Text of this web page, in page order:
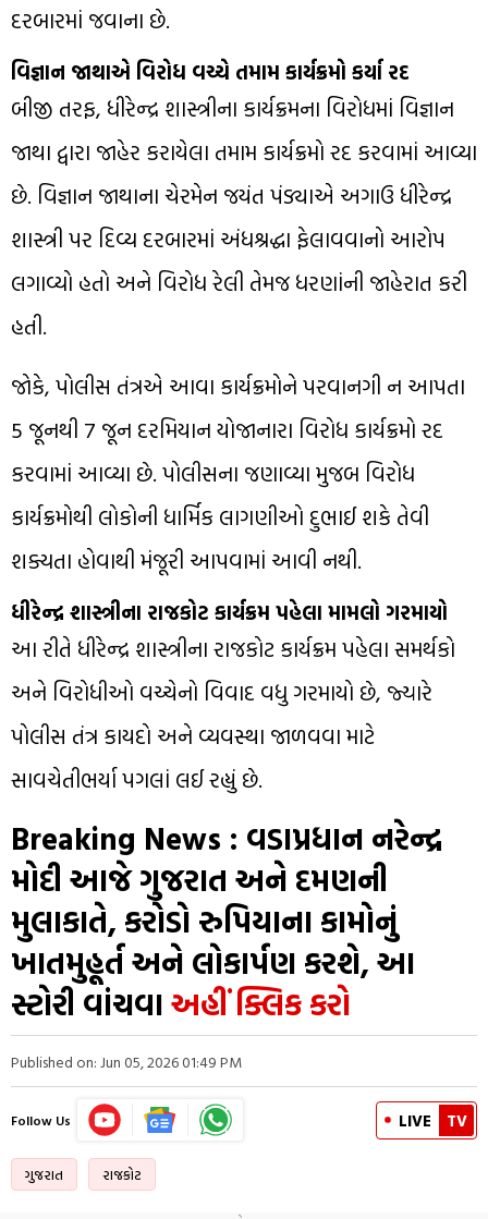
દરબારમાં જવાના છે.
વિજ્ઞાન જાથાએ વિરોધ વચ્ચે તમામ કાર્યક્રમો કર્યા રદ
બીજી તરફ, ધીરેન્દ્ર શાસ્ત્રીના કાર્યક્રમના વિરોધમાં વિજ્ઞાન
જાથા દ્વારા જાહેર કરાયેલા તમામ કાર્યક્રમો રદ કરવામાં આવ્યા
છે. વિજ્ઞાન જાથાના ચેરમેન જયંત પંડ્યાએ અગાઉ ધીરેન્દ્ર
શાસ્ત્રી પર દિવ્ય દરબારમાં અંધશ્રદ્ધા ફેલાવવાનો આરોપ
લગાવ્યો હતો અને વિરોધ રેલી તેમજ ધરણાંની જાહેરાત કરી
હતી.
જોકે, પોલીસ તંત્રએ આવા કાર્યક્રમોને પરવાનગી ન આપતા
5 જૂનથી 7 જૂન દરમિયાન યોજાનારા વિરોધ કાર્યક્રમો રદ
કરવામાં આવ્યા છે. પોલીસના જણાવ્યા મુજબ વિરોધ
કાર્યક્રમોથી લોકોની ધાર્મિક લાગણીઓ દુભાઈ શકે તેવી
શક્યતા હોવાથી મંજૂરી આપવામાં આવી નથી.
ધીરેન્દ્ર શાસ્ત્રીના રાજકોટ કાર્યક્રમ પહેલા મામલો ગરમાયો
આ રીતે ધીરેન્દ્ર શાસ્ત્રીના રાજકોટ કાર્યક્રમ પહેલા સમર્થકો
અને વિરોધીઓ વચ્ચેનો વિવાદ વધુ ગરમાયો છે, જ્યારે
પોલીસ તંત્ર કાયદો અને વ્યવસ્થા જાળવવા માટે
સાવચેતીભર્યા પગલાં લઈ રહ્યું છે.
Breaking News : વડાપ્રધાન નરેન્દ્ર
મોદી આજે ગુજરાત અને દમણની
મુલાકાતે, કરોડો રુપિયાના કામોનું
ખાતમુહૂર્ત અને લોકાર્પણ કરશે, આ
સ્ટોરી વાંચવાઅહીં ક્લિક કરો
Published on: Jun 05, 2026 01:49 PM
Follow Us LIVE TV
ગુજરાત રાજકોટ